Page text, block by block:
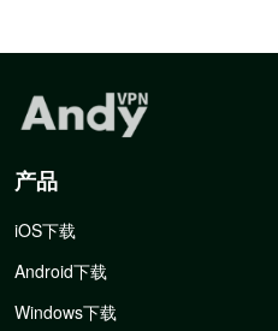
产品
iOS下载
Android下载
Windows下载